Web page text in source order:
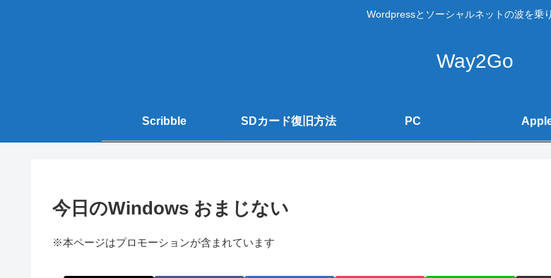
Wordpressとソーシャルネットの波を乗
Way2Go
Scribble SDカード復旧方法 PC
今日のWindows おまじない
※本ページはプロモーションが含まれています